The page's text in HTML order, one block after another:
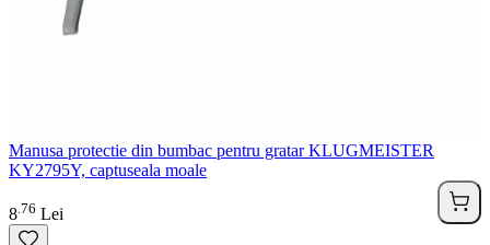
Manusa protectie din bumbac pentru gratar KLUGMEISTER
KY2795Y, captuseala moale
8 76 Lei